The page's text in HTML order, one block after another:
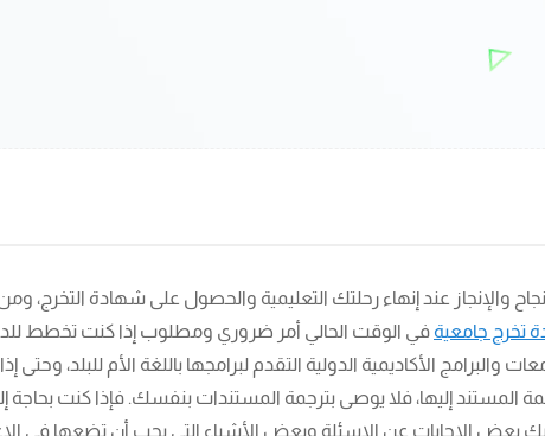
والإنجاز عند إنهاء رحلتك التعليمية والحصول على شهادة التخرج،
تخرج جامعية في الوقت الحالي أمر ضروري ومطلوب إذا كنت تخطط
والبرامج الأكاديمية الدولية التقدم لبرامجها باللغة الأم للبلد، وحتى
المستند إليها، فلا يوصى بترجمة المستندات بنفسك. فإذا كنت بحاجة
بعض الإجابات عن الاسئلة وبعض الأشياء التي يجب أن تضعها في